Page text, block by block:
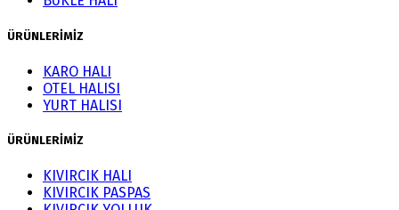
ÜRÜNLERİMİZ
KARO HALI
OTEL HALISI
YURT HALISI
ÜRÜNLERİMİZ
KIVIRCIK HALI
KIVIRCIK PASPAS